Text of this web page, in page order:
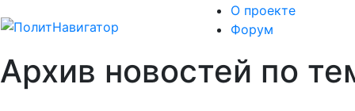
О проекте
Форум
Архив новостей по